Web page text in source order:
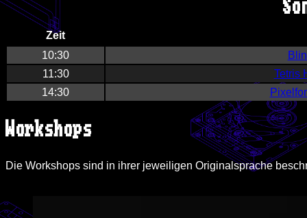
Zeit
10:30
11:30
Tetris
14:30
Workshops
Die Workshops sind in ihrer jeweiligen Originalsprache